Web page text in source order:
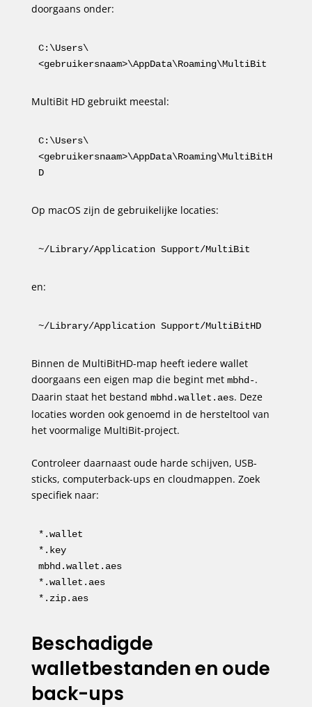
doorgaans onder:
C:\Users\
<gebruikersnaam>\AppData\Roaming\MultiBit
MultiBit HD gebruikt meestal:
C:\Users\
<gebruikersnaam>\AppData\Roaming\MultiBitH
D
Op macOS zijn de gebruikelijke locaties:
~/Library/Application Support/MultiBit
en:
~/Library/Application Support/MultiBitHD
Binnen de MultiBitHD-map heeft iedere wallet
doorgaans een eigen map die begint met mbhd-.
Daarin staat het bestand mbhd.wallet.aes. Deze
locaties worden ook genoemd in de hersteltool van
het voormalige MultiBit-project.
Controleer daarnaast oude harde schijven, USB-
sticks, computerback-ups en cloudmappen. Zoek
specifiek naar:
*.wallet
*.key
mbhd.wallet.aes
*.wallet.aes
*.zip.aes
Beschadigde
walletbestanden en oude
back-ups